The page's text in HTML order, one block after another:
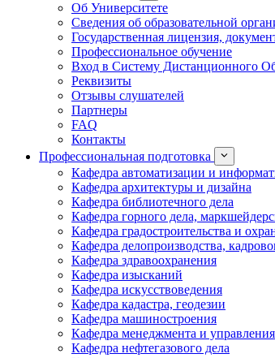
Об Университете
Сведения об образовательной
Государственная лицензия,
Профессиональное обучение
Вход в Систему Дистанционного
Реквизиты
Отзывы слушателей
Партнеры
FAQ
Контакты
Профессиональная подготовка
Кафедра автоматизации и
Кафедра архитектуры и дизайна
Кафедра библиотечного дела
Кафедра горного дела,
Кафедра градостроительства и
Кафедра делопроизводства,
Кафедра здравоохранения
Кафедра изысканий
Кафедра искусствоведения
Кафедра кадастра, геодезии
Кафедра машиностроения
Кафедра менеджмента и управления
Кафедра нефтегазового дела